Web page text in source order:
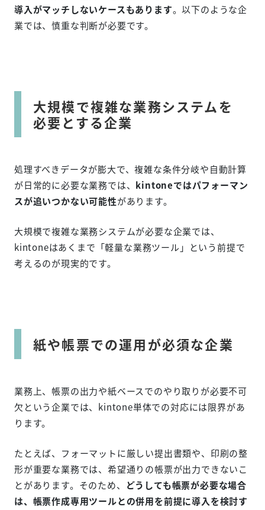
導入がマッチしないケースもあります。以下のような企
業では、慎重な判断が必要です。
大規模で複雑な業務システムを
必要とする企業
処理すべきデータが膨大で、複雑な条件分岐や自動計算
が日常的に必要な業務では、 kintoneではパフォーマン
スが追いつかない可能性があります。
大規模で複雑な業務システムが必要な企業では、
kintoneはあくまで「軽量な業務ツール」という前提で
考えるのが現実的です。
紙や帳票での運用が必須な企業
業務上、帳票の出力や紙ベースでのやり取りが必要不可
欠という企業では、kintone単体での対応には限界があ
ります。
たとえば、フォーマットに厳しい提出書類や、印刷の整
形が重要な業務では、希望通りの帳票が出力できないこ
とがあります。そのため、
どうしても帳票が必要な場合
は、帳票作成専用ツールとの併用を前提に導入を検討す